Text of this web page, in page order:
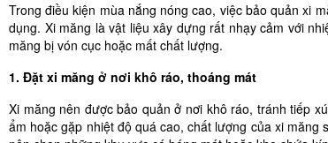
Trong điều kiện mùa nắng nóng cao, việc bảo quản xi
dụng. Xi măng là vật liệu xây dựng rất nhạy cảm với
măng bị vón cục hoặc mất chất lượng.
1. Đặt xi măng ở nơi khô ráo, thoáng mát
Xi măng nên được bảo quản ở nơi khô ráo, tránh tiếp
ẩm hoặc gặp nhiệt độ quá cao, chất lượng của xi